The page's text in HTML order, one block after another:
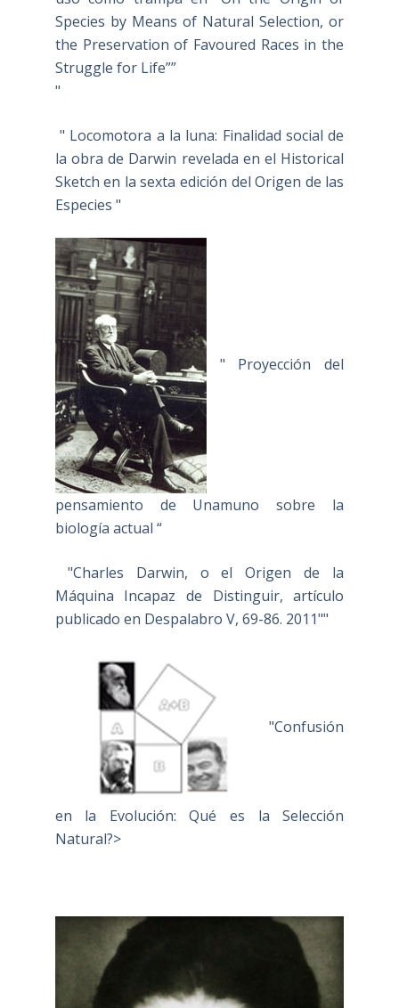
Species by Means of Natural Selection, or
the Preservation of Favoured Races in the
Struggle for Life””
"
" Locomotora a la luna: Finalidad social de
la obra de Darwin revelada en el Historical
Sketch en la sexta edición del Origen de las
Especies "
" Proyección del
pensamiento de Unamuno sobre la
biología actual “
"Charles Darwin, o el Origen de la
Máquina Incapaz de Distinguir, artículo
publicado en Despalabro V, 69-86. 2011""
"Confusión
en la Evolución: Qué es la Selección
Natural?>